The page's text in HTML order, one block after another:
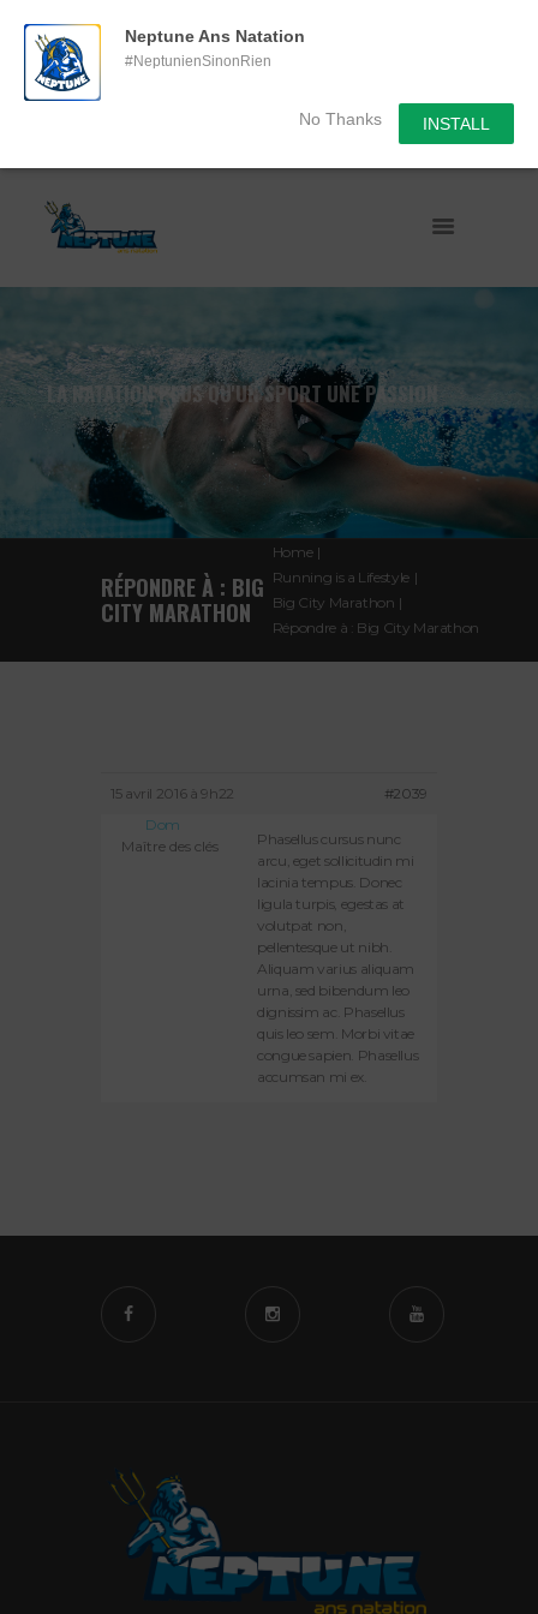
Neptune Ans Natation
#NeptunienSinonRien
No Thanks INSTALL
LA NATATION PLUS QU'UN SPORT UNE PASSION
RÉPONDRE À : BIG
CITY MARATHON
Home
Running is a Lifestyle
Big City Marathon
Répondre à : Big City Marathon
15 avril 2016 à 9h22
#2039
Dom
Maître des clés
Phasellus cursus nunc
arcu, eget sollicitudin mi
lacinia tempus. Donec
ligula turpis, egestas at
volutpat non,
pellentesque ut nibh.
Aliquam varius aliquam
urna, sed bibendum leo
dignissim ac. Phasellus
quis leo sem. Morbi vitae
congue sapien. Phasellus
accumsan mi ex.